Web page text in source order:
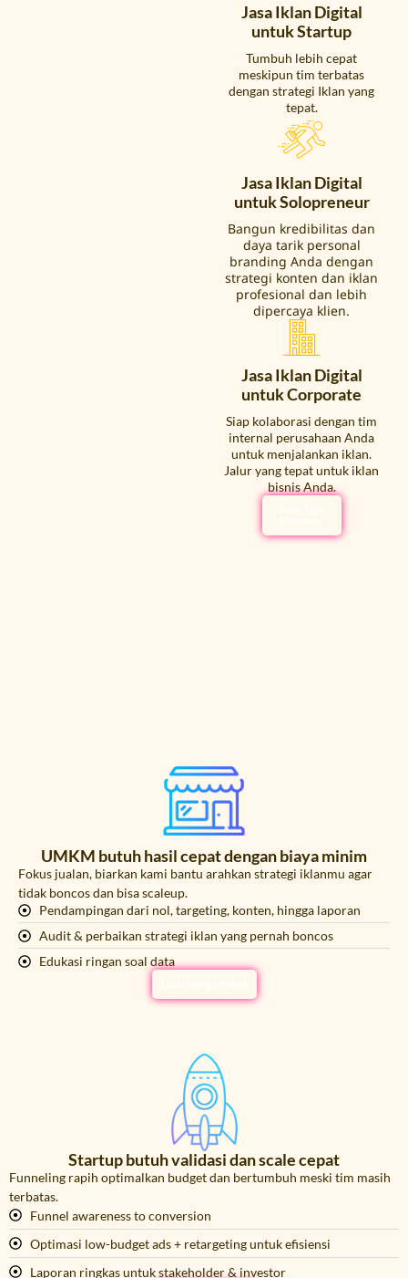
Jasa Iklan Digital
untuk Startup
Tumbuh lebih cepat
meskipun tim terbatas
dengan strategi Iklan yang
tepat.
Jasa Iklan Digital
untuk Solopreneur
Bangun kredibilitas dan
daya tarik personal
branding Anda dengan
strategi konten dan iklan
profesional dan lebih
dipercaya klien.
Jasa Iklan Digital
untuk Corporate
Siap kolaborasi dengan tim
internal perusahaan Anda
untuk menjalankan iklan.
Jalur yang tepat untuk iklan
bisnis Anda.
UMKM butuh hasil cepat dengan biaya minim
Fokus jualan, biarkan kami bantu arahkan strategi iklanmu agar
tidak boncos dan bisa scaleup.
Pendampingan dari nol, targeting, konten, hingga laporan
Audit & perbaikan strategi iklan yang pernah boncos
Edukasi ringan soal data
Startup butuh validasi dan scale cepat
Funneling rapih optimalkan budget dan bertumbuh meski tim masih
terbatas.
Funnel awareness to conversion
Optimasi low-budget ads + retargeting untuk efisiensi
Laporan ringkas untuk stakeholder & investor